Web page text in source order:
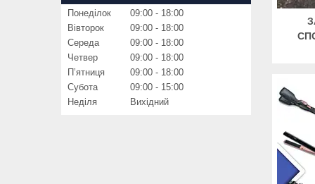
Понеділок 09:00
18:00
Вівторок
09:00
18:00
Середа
09:00
18:00
Четвер
09:00
18:00
Пʼятниця
09:00
18:00
Субота
09:00
15:00
Неділя
Вихідний